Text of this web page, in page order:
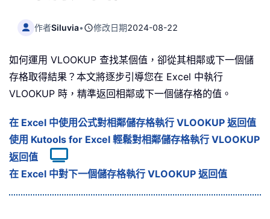
作者Siluvia• 修改日期2024-08-22
如何運用 VLOOKUP 查找某個值，卻從其相鄰或下一個儲
存格取得結果？本文將逐步引導您在 Excel 中執行
VLOOKUP 時，精準返回相鄰或下一個儲存格的值。
在 Excel 中使用公式對相鄰儲存格執行 VLOOKUP 返回值
使用 Kutools for Excel 輕鬆對相鄰儲存格執行 VLOOKUP
返回值
在 Excel 中對下一個儲存格執行 VLOOKUP 返回值